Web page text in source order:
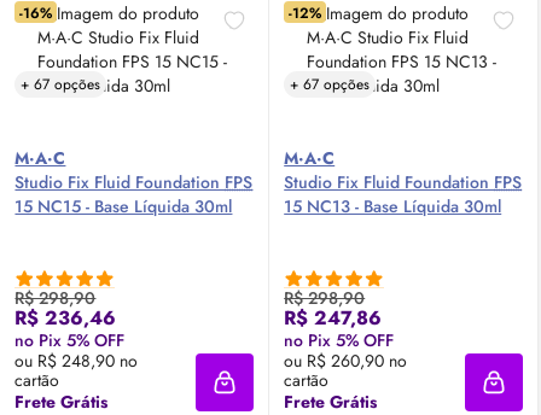
-16%
+ 67 opções
M·A·C
Studio Fix Fluid FoundationFPS
15 NC15 - Base Líquida 30ml
R$ 298,90
R$ 236,46
no Pix 5% OFF
ou R$ 248,90 no
cartão
Frete Grátis
Adicionar à sacola
-12%
+ 67 opções
M·A·C
Studio Fix Fluid FoundationFPS
15 NC13 - Base Líquida 30ml
R$ 298,90
R$ 247,86
no Pix 5% OFF
ou R$ 260,90 no
cartão
Frete Grátis